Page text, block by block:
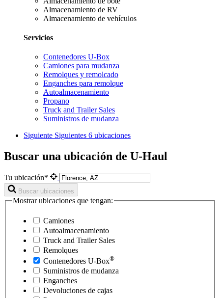
Almacenamiento de RV
Almacenamiento de vehículos
Servicios
Contenedores U-Box
Camiones para mudanza
Remolques y remolcado
Enganches para remolque
Autoalmacenamiento
Propano
Truck and Trailer Sales
Suministros de mudanza
Siguiente Siguientes 6 ubicaciones
Buscar una ubicación de U-Haul
Tu ubicación*
Buscar ubicaciones
Mostrar ubicaciones que tengan:
Camiones
Autoalmacenamiento
Truck and Trailer Sales
Remolques
Contenedores U-Box®
Suministros de mudanza
Enganches
Devoluciones de cajas